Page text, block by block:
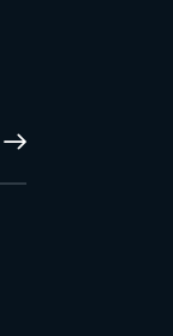
Hablamos